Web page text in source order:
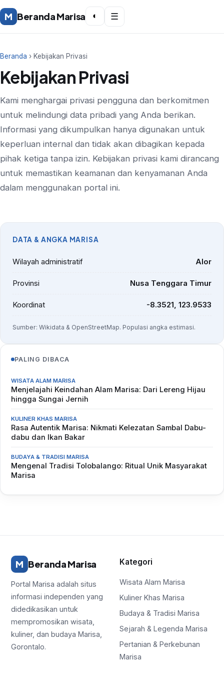
M Beranda Marisa ◐ ☰
Beranda › Kebijakan Privasi
Kebijakan Privasi
Kami menghargai privasi pengguna dan berkomitmen
untuk melindungi data pribadi yang Anda berikan.
Informasi yang dikumpulkan hanya digunakan untuk
keperluan internal dan tidak akan dibagikan kepada
pihak ketiga tanpa izin. Kebijakan privasi kami dirancang
untuk memastikan keamanan dan kenyamanan Anda
dalam menggunakan portal ini.
DATA & ANGKA MARISA
Wilayah administratif Alor
Provinsi Nusa Tenggara Timur
Koordinat -8.3521, 123.9533
Sumber: Wikidata & OpenStreetMap. Populasi angka estimasi.
PALING DIBACA
WISATA ALAM MARISA
Menjelajahi Keindahan Alam Marisa: Dari Lereng Hijau
hingga Sungai Jernih
KULINER KHAS MARISA
Rasa Autentik Marisa: Nikmati Kelezatan Sambal Dabu-
dabu dan Ikan Bakar
BUDAYA & TRADISI MARISA
Mengenal Tradisi Tolobalango: Ritual Unik Masyarakat
Marisa
M Beranda Marisa
Portal Marisa adalah situs
informasi independen yang
didedikasikan untuk
mempromosikan wisata,
kuliner, dan budaya Marisa,
Gorontalo.
Kategori
Wisata Alam Marisa
Kuliner Khas Marisa
Budaya & Tradisi Marisa
Sejarah & Legenda Marisa
Pertanian & Perkebunan
Marisa